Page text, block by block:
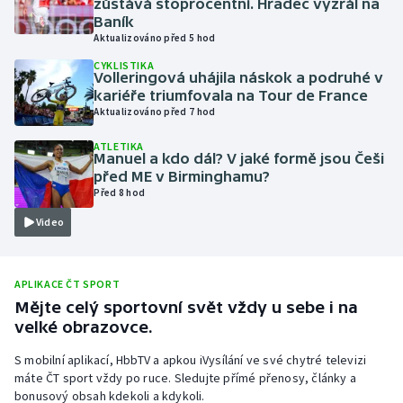
Olympijské hry
Parasport
Plavání
Plážový volejbal
Ragby
Rychlostní kanoistika
Short track
Sportovní střelba
zůstává stoprocentní. Hradec vyzrál na
Baník
Aktualizováno před 5 hod
CYKLISTIKA
Volleringová uhájila náskok a podruhé v
kariéře triumfovala na Tour de France
Aktualizováno před 7 hod
Video
ATLETIKA
Manuel a kdo dál? V jaké formě jsou Češi
před ME v Birminghamu?
Před 8 hod
APLIKACE ČT SPORT
Mějte celý sportovní svět vždy u sebe i na
velké obrazovce.
S mobilní aplikací, HbbTV a apkou iVysílání ve své chytré televizi
máte ČT sport vždy po ruce. Sledujte přímé přenosy, články a
bonusový obsah kdekoli a kdykoli.